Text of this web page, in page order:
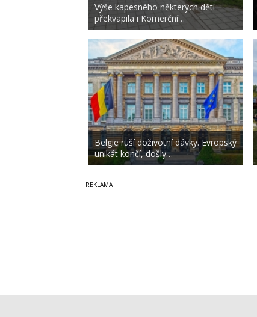
Výše kapesného některých dětí
překvapila i Komerční…
Belgie ruší doživotní dávky. Evropský
unikát končí, došly…